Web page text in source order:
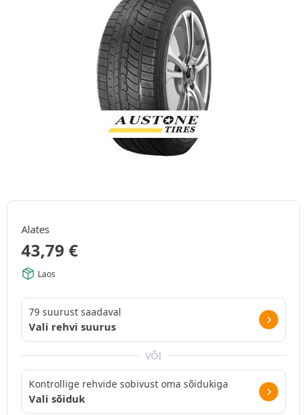
Alates
43,79 €
Laos
79 suurust saadaval
Vali rehvi suurus
VÕI
Kontrollige rehvide sobivust oma sõidukiga
Vali sõiduk